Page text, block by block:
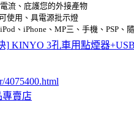
流、庇護您的外接產物
使用、具電源批示燈
、iPhone、MP三、手機、PSP
4075400.html
專賣店